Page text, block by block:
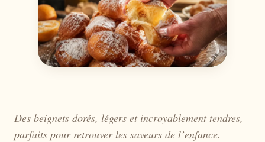
Des beignets dorés, légers et incroyablement tendres,
parfaits pour retrouver les saveurs de l’enfance.